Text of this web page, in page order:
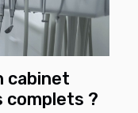
cabinet
complets ?